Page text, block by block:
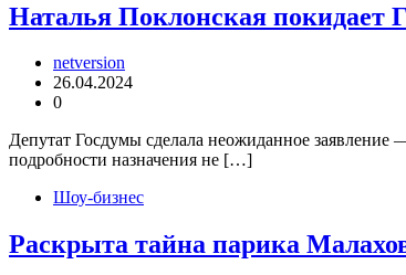
Наталья Поклонская покидает
netversion
26.04.2024
0
Депутат Госдумы сделала неожиданное заявление
подробности назначения не […]
Шоу-бизнес
Раскрыта тайна парика